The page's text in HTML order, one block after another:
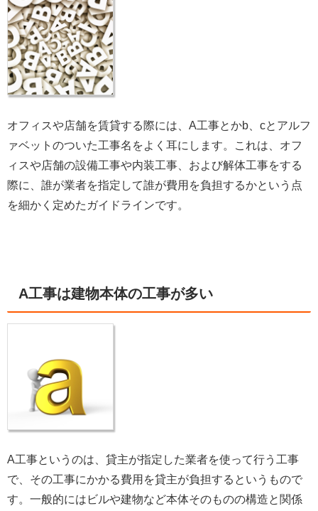
オフィスや店舗を賃貸する際には、A工事とかb、cとアルフ
ァベットのついた工事名をよく耳にします。これは、オフ
ィスや店舗の設備工事や内装工事、および解体工事をする
際に、誰が業者を指定して誰が費用を負担するかという点
を細かく定めたガイドラインです。
A工事は建物本体の工事が多い
A工事というのは、貸主が指定した業者を使って行う工事
で、その工事にかかる費用を貸主が負担するというもので
す。一般的にはビルや建物など本体そのものの構造と関係